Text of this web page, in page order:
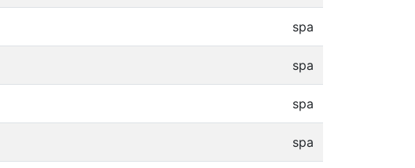
spa
spa
spa
spa